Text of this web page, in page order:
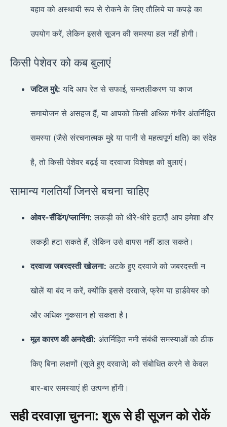
बहाव को अस्थायी रूप से रोकने के लिए तौलिये या कपड़े का
उपयोग करें, लेकिन इससे सूजन की समस्या हल नहीं होगी।
किसी पेशेवर को कब बुलाएं
जटिल मुद्दे: यदि आप रेत से सफाई, समतलीकरण या काज
समायोजन से असहज हैं, या आपको किसी अधिक गंभीर अंतर्निहित
समस्या (जैसे संरचनात्मक मुद्दे या पानी से महत्वपूर्ण क्षति) का संदेह
है, तो किसी पेशेवर बढ़ई या दरवाजा विशेषज्ञ को बुलाएं।
सामान्य गलतियाँ जिनसे बचना चाहिए
ओवर-सैंडिंग/प्लानिंग: लकड़ी को धीरे-धीरे हटाएँ! आप हमेशा और
लकड़ी हटा सकते हैं, लेकिन उसे वापस नहीं डाल सकते।
दरवाजा जबरदस्ती खोलना: अटके हुए दरवाजे को जबरदस्ती न
खोलें या बंद न करें, क्योंकि इससे दरवाजे, फ्रेम या हार्डवेयर को
और अधिक नुकसान हो सकता है।
मूल कारण की अनदेखी: अंतर्निहित नमी संबंधी समस्याओं को ठीक
किए बिना लक्षणों (सूजे हुए दरवाजे) को संबोधित करने से केवल
बार-बार समस्याएं ही उत्पन्न होंगी।
सही दरवाज़ा चुनना: शुरू से ही सूजन को रोकें